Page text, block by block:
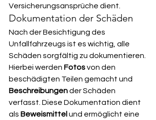
Versicherungsansprüche dient.
Dokumentation der Schäden
Nach der Besichtigung des
Unfallfahrzeugs ist es wichtig, alle
Schäden sorgfältig zu dokumentieren.
Hierbei werden Fotos von den
beschädigten Teilen gemacht und
Beschreibungen der Schäden
verfasst. Diese Dokumentation dient
als Beweismittel und ermöglicht eine